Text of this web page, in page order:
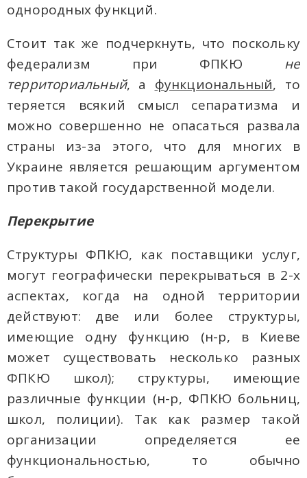
однородных функций.
Стоит так же подчеркнуть, что поскольку
федерализм при ФПКЮ не
территориальный, а функциональный, то
теряется всякий смысл сепаратизма и
можно совершенно не опасаться развала
страны из-за этого, что для многих в
Украине является решающим аргументом
против такой государственной модели.
Перекрытие
Структуры ФПКЮ, как поставщики услуг,
могут географически перекрываться в 2-х
аспектах, когда на одной территории
действуют: две или более структуры,
имеющие одну функцию (н-р, в Киеве
может существовать несколько разных
ФПКЮ школ); структуры, имеющие
различные функции (н-р, ФПКЮ больниц,
школ, полиции). Так как размер такой
организации определяется ее
функциональностью, то обычно